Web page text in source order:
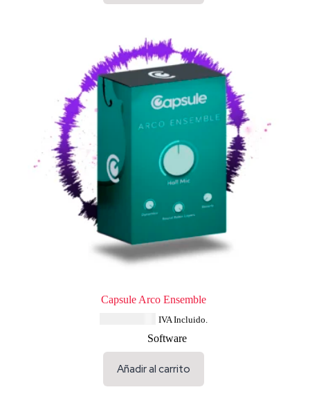
Capsule Arco Ensemble
IVA Incluido.
Software
Añadir al carrito